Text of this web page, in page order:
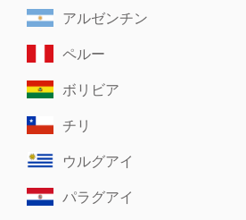
アルゼンチン
ペルー
ボリビア
チリ
ウルグアイ
パラグアイ